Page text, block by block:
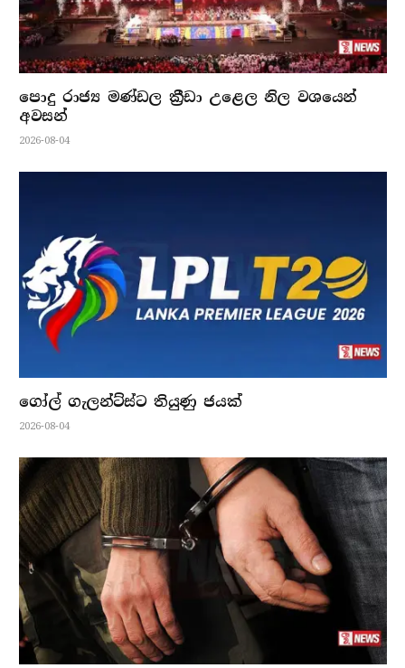
පොදු රාජ්‍ය මණ්ඩල ක්‍රීඩා උළෙල නිල වශයෙන්
අවසන්
2026-08-04
ගෝල් ගැලන්ට්ස්ට තියුණු ජයක්
2026-08-04